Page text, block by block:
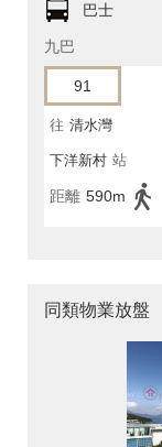
巴士
九巴
91
往 清水灣
下洋新村 站
距離 590m
同類物業放盤